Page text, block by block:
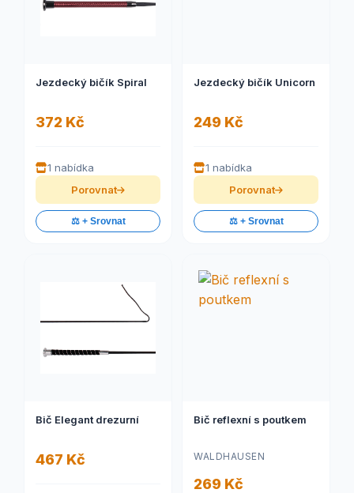
Jezdecký bičík Spiral
372 Kč
1 nabídka
Porovnat
⚖️ + Srovnat
Jezdecký bičík Unicorn
249 Kč
1 nabídka
Porovnat
⚖️ + Srovnat
Bič Elegant drezurní
467 Kč
Bič reflexní s poutkem
WALDHAUSEN
269 Kč